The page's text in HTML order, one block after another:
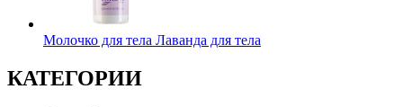
Молочко для тела Лаванда для тела
КАТЕГОРИИ